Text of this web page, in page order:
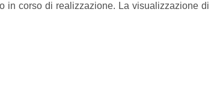
in corso di realizzazione. La visualizzazione di